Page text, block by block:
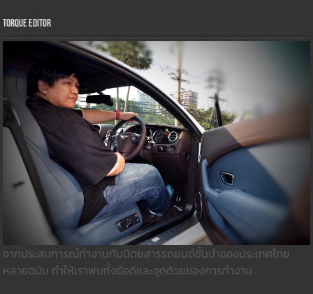
Torque Editor
จากประสบการณ์ทำงานกับนิตยสารรถยนต์ชั้นนำของประเทศไทย
หลายฉบับ ทำให้เราพบทั้งข้อดีและจุดด้วยของการทำงาน